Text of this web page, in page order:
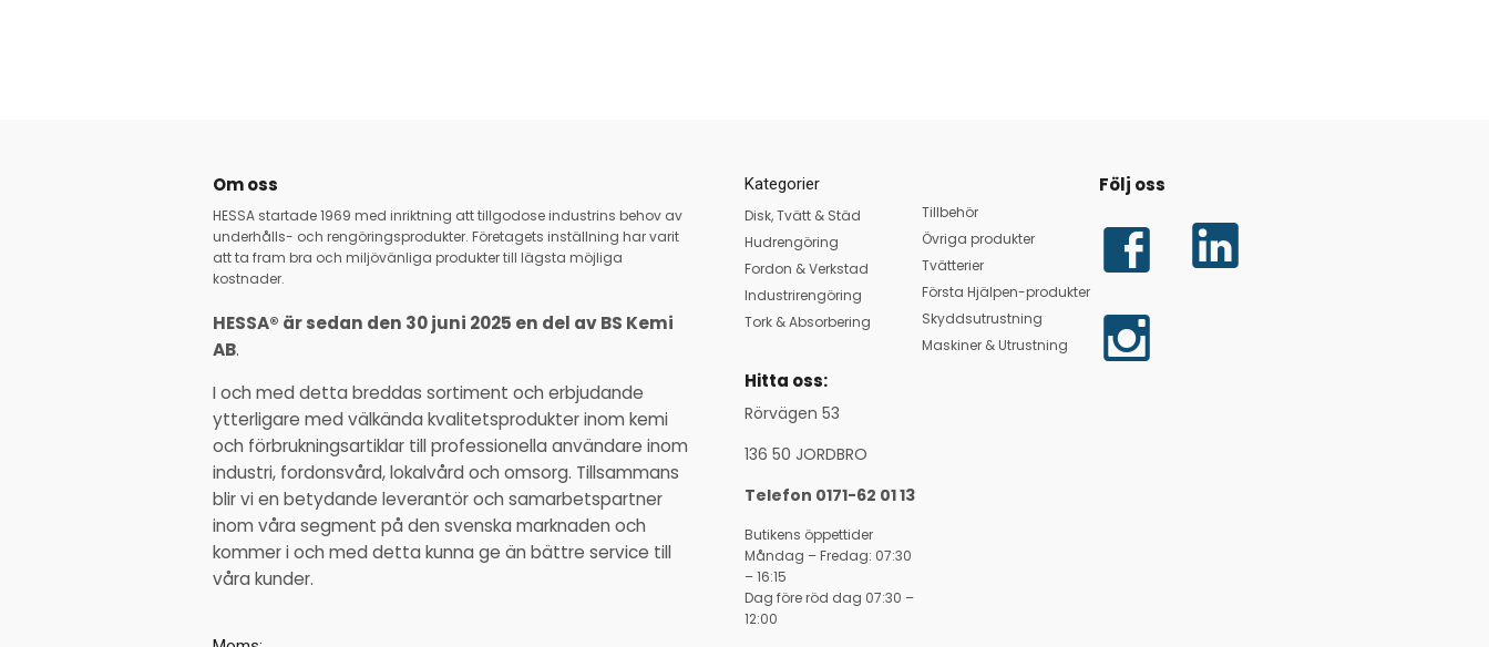
Om oss
HESSA startade 1969 med inriktning att tillgodose industrins behov av
underhålls- och rengöringsprodukter. Företagets inställning har varit
att ta fram bra och miljövänliga produkter till lägsta möjliga
kostnader.
HESSA® är sedan den 30 juni 2025 en del av BS Kemi
AB.
I och med detta breddas sortiment och erbjudande
ytterligare med välkända kvalitetsprodukter inom kemi
och förbrukningsartiklar till professionella användare inom
industri, fordonsvård, lokalvård och omsorg. Tillsammans
blir vi en betydande leverantör och samarbetspartner
inom våra segment på den svenska marknaden och
kommer i och med detta kunna ge än bättre service till
våra kunder.
Kategorier
Disk, Tvätt & Städ
Hudrengöring
Fordon & Verkstad
Industrirengöring
Tork & Absorbering
Hitta oss:
Rörvägen 53
136 50 JORDBRO
Telefon 0171-62 01 13
Butikens öppettider
Måndag – Fredag: 07:30
– 16:15
Dag före röd dag 07:30 –
12:00
Tillbehör
Övriga produkter
Tvätterier
Första Hjälpen-produkter
Skyddsutrustning
Maskiner & Utrustning
Följ oss